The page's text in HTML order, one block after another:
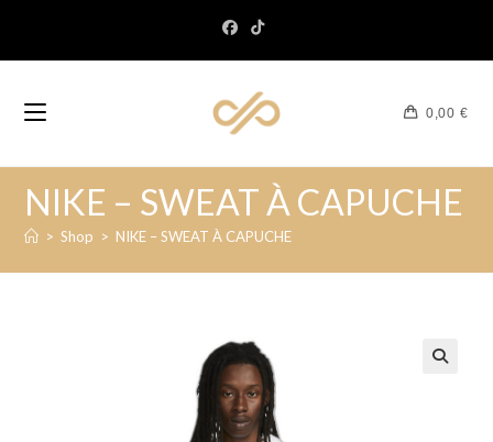
0,00 €
NIKE – SWEAT À CAPUCHE
> Shop > NIKE – SWEAT À CAPUCHE